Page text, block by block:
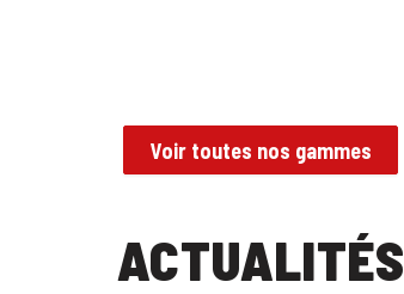
Voir toutes nos gammes
ACTUALITÉS